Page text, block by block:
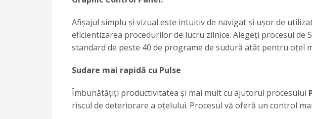
Afișajul simplu și vizual este intuitiv de navigat și ușor de
eficientizarea procedurilor de lucru zilnice. Alegeți procesul de
standard de peste 40 de programe de sudură atât pentru oțel
Sudare mai rapidă cu Pulse
Îmbunătățiți productivitatea și mai mult cu ajutorul procesului
riscul de deteriorare a oțelului. Procesul vă oferă un control